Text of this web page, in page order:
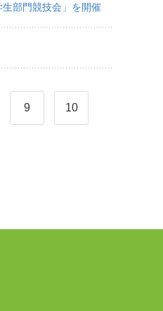
生部門競技会」を開催
9 10